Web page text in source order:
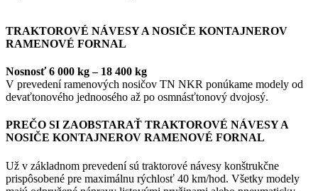
TRAKTOROVÉ NÁVESY A NOSIČE KONTAJNEROV
RAMENOVÉ FORNAL
Nosnosť 6 000 kg – 18 400 kg
V prevedení ramenových nosičov TN NKR ponúkame modely od
devaťtonového jednoosého až po osmnásťtonový dvojosý.
PREČO SI ZAOBSTARAŤ TRAKTOROVÉ NÁVESY A
NOSIČE KONTAJNEROV RAMENOVÉ FORNAL
Už v základnom prevedení sú traktorové návesy konštrukčne
prispôsobené pre maximálnu rýchlosť 40 km/hod. Všetky modely